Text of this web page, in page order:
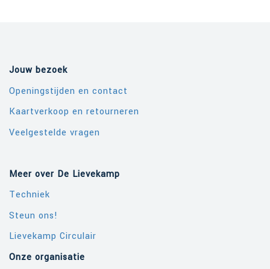
Jouw bezoek
Openingstijden en contact
Kaartverkoop en retourneren
Veelgestelde vragen
Meer over De Lievekamp
Techniek
Steun ons!
Lievekamp Circulair
Onze organisatie